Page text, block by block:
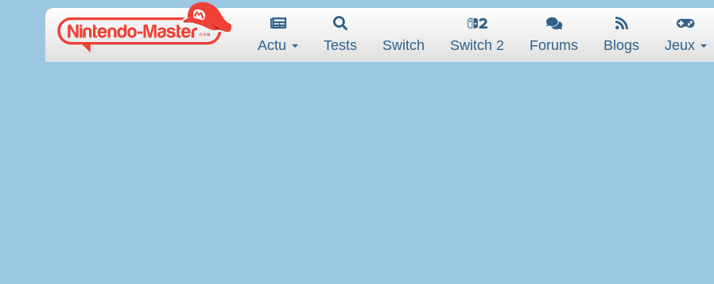
Actu Tests Switch Switch 2 Forums Blogs Jeux